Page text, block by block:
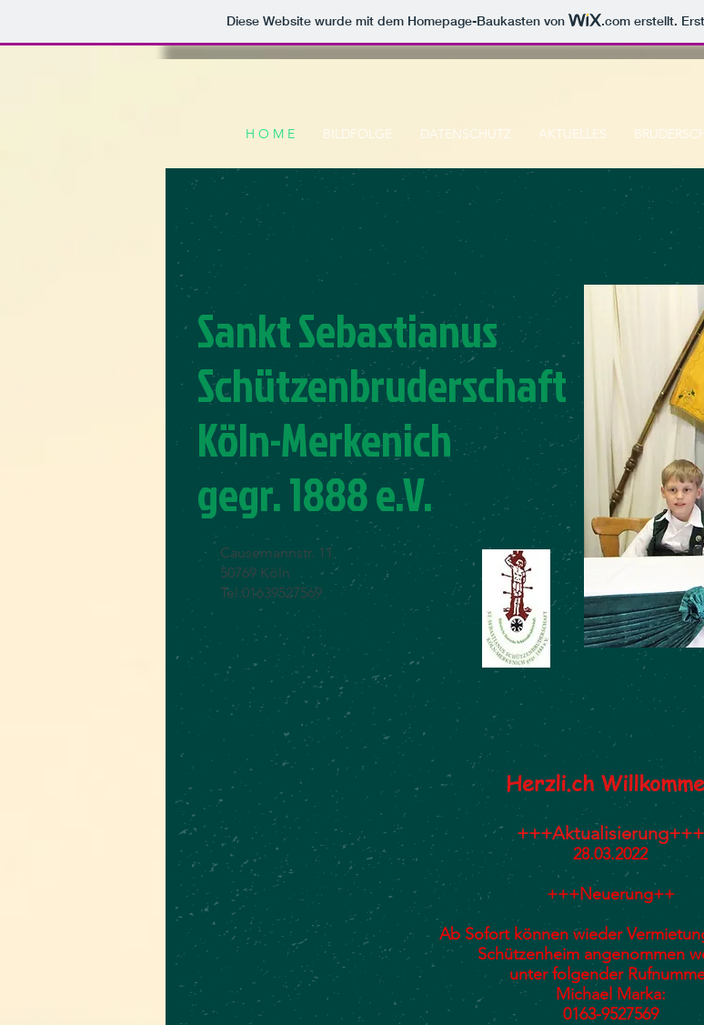
Diese Website wurde mit dem Homepage-Baukasten von .com erstellt.
H O M E BILDFOLGE DATENSCHUTZ AKTUELLES
Sankt Sebastianus
Schützenbruderschaft
Köln-Merkenich
gegr. 1888 e.V.
Causemannstr. 11
50769 Köln
Tel:01639527569
Herzli.ch
+++Aktualisierung+++
28.03.2022
+++Neuerung++
Ab Sofort können wieder
Schützenheim angenommen
unter folgender
Michael Marka:
0163-9527569